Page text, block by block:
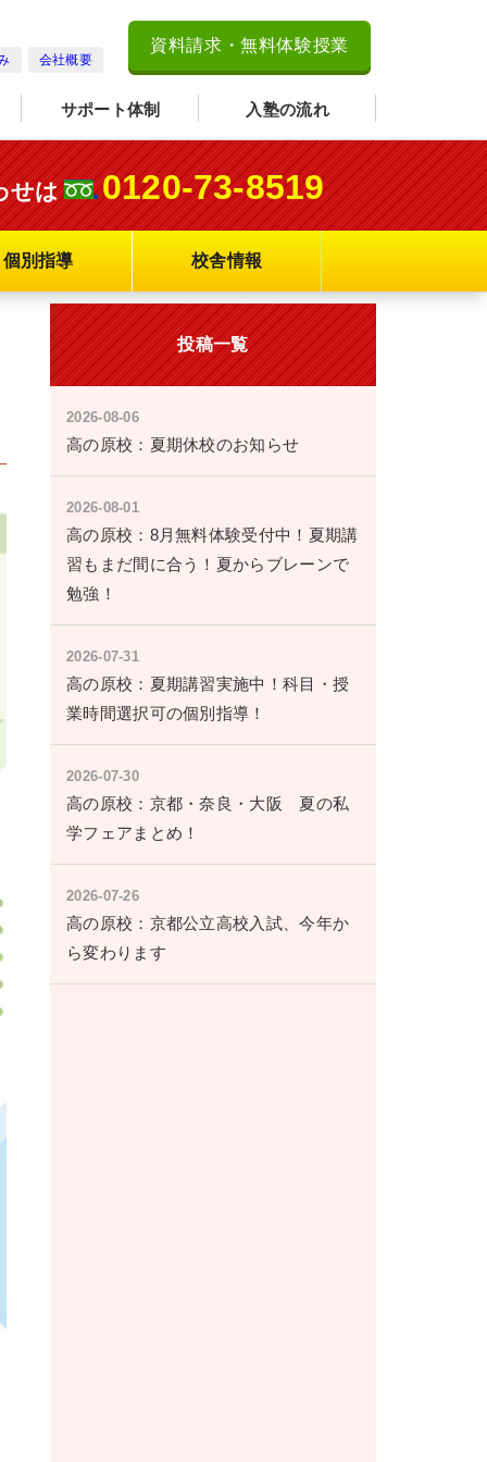
会社概要
資料請求・無料体験授業
サポート体制 入塾の流れ
せは 0120-73-8519
個別指導 校舎情報
投稿一覧
2026-08-06
高の原校：夏期休校のお知らせ
2026-08-01
高の原校：8月無料体験受付中！夏期講
習もまだ間に合う！夏からブレーンで
勉強！
2026-07-31
高の原校：夏期講習実施中！科目・授
業時間選択可の個別指導！
2026-07-30
高の原校：京都・奈良・大阪 夏の私
学フェアまとめ！
2026-07-26
高の原校：京都公立高校入試、今年か
ら変わります